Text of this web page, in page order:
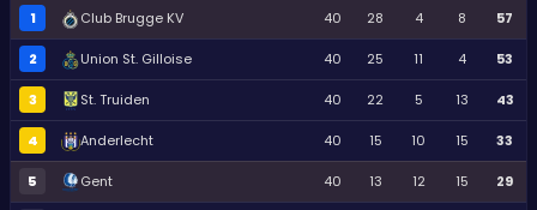
1 Club Brugge KV 40 28 4 8 57
2 Union St. Gilloise 40 25 11 4 53
3 St. Truiden 40 22 5 13 43
4 Anderlecht 40 15 10 15 33
5 Gent 40 13 12 15 29